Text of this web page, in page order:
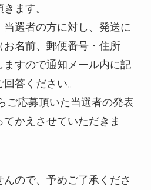
ます。
当選者の方に対し、発送に
名前、郵便番号・住所
すので通知メール内に記
答ください。
ご応募頂いた当選者の発表
かえさせていただきま
ので、予めご了承くださ